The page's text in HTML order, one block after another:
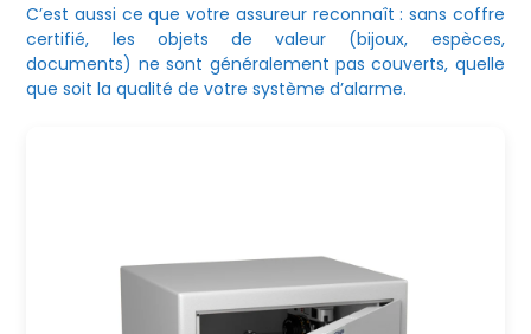
C’est aussi ce que votre assureur reconnaît : sans coffre
certifié, les objets de valeur (bijoux, espèces,
documents) ne sont généralement pas couverts, quelle
que soit la qualité de votre système d’alarme.